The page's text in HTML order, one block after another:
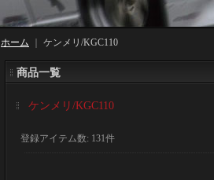
ホーム ケンメリ/KGC110
商品一覧
ケンメリ/KGC110
登録アイテム数: 131件